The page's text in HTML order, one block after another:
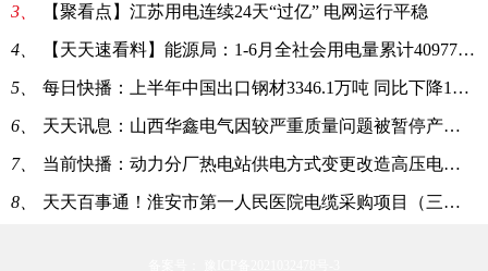
3、 【聚看点】江苏用电连续24天“过亿” 电网运行平稳
4、 【天天速看料】能源局：1-6月全社会用电量累计40977亿千瓦时 同比增长2.9%
5、 每日快播：上半年中国出口钢材3346.1万吨 同比下降10.5%
6、 天天讯息：山西华鑫电气因较严重质量问题被暂停产品中标资格6个月
7、 当前快播：动力分厂热电站供电方式变更改造高压电缆采购中标候选人公示
8、 天天百事通！淮安市第一人民医院电缆采购项目（三次）成交结果公告